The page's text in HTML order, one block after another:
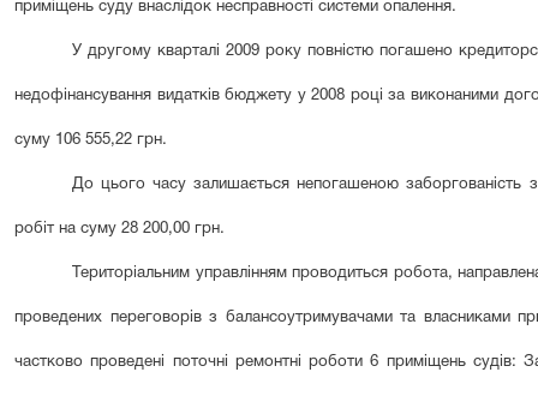
приміщень суду внаслідок несправності системи опалення.
У другому кварталі 2009 року повністю погашено
недофінансування видатків бюджету у 2008 році за виконаними
суму 106 555,22 грн.
До цього часу залишається непогашеною заборгованість
робіт на суму 28 200,00 грн.
Територіальним управлінням проводиться робота,
проведених переговорів з балансоутримувачами та власниками
частково проведені поточні ремонтні роботи 6 приміщень